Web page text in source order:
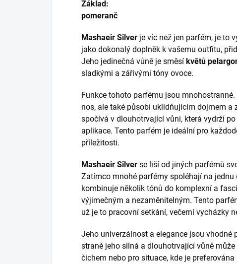
Základ:
pomeranč
Mashaeir Silver je víc než jen parfém, je to
jako dokonalý doplněk k vašemu outfitu,
Jeho jedinečná vůně je směsí květů
sladkými a zářivými tóny ovoce.
Funkce tohoto parfému jsou
nos, ale také působí uklidňujícím dojmem a
spočívá v dlouhotrvající vůni, která vydrží
aplikace. Tento parfém je ideální pro
příležitosti.
Mashaeir Silver se liší od jiných parfémů
Zatímco mnohé parfémy spoléhají na
kombinuje několik tónů do komplexní a
výjimečným a nezaměnitelným. Tento
už je to pracovní setkání, večerní vycházky
Jeho univerzálnost a elegance jsou vhodné
straně jeho silná a dlouhotrvající vůně
čichem nebo pro situace, kde je